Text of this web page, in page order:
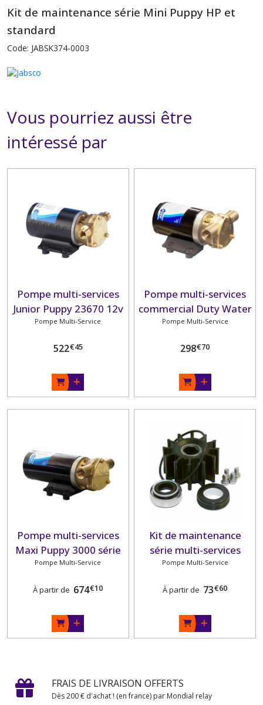
Kit de maintenance série Mini Puppy HP et
standard
Code: JABSK374-0003
Vous pourriez aussi être
intéressé par
Pompe multi-services
Junior Puppy 23670 12v
ou 24 v JABSCO
Pompe Multi-Service
522€45
Pompe multi-services
commercial Duty Water
Puppy 23680 JABSCO
Pompe Multi-Service
298€70
Pompe multi-services
Maxi Puppy 3000 série
23610 JABSCO
Pompe Multi-Service
À partir de 674€10
Kit de maintenance
série multi-services
PUPPY
Pompe Multi-Service
À partir de 73€60
FRAIS DE LIVRAISON OFFERTS
Dès 200 € d'achat ! (en france) par Mondial relay